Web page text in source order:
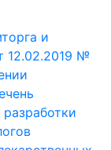
и
12.02.2019 №